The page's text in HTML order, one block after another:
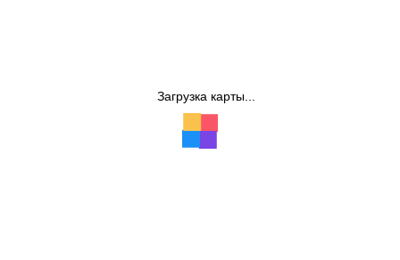
Загрузка карты...